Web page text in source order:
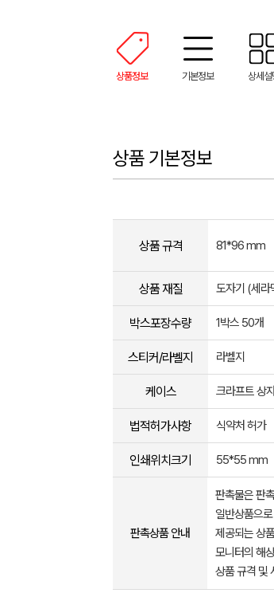
상품정보 기본정보 상세설
상품 기본정보
상품 규격 81*96 mm
상품 재질 도자기 (세라
박스포장수량 1박스 50개
스티커/라벨지 라벨지
케이스 크라프트 상
법적허가사항 식약처 허가
인쇄위치크기 55*55 mm
판촉상품 안내
판촉물은 판
일반상품으
제공되는 상
모니터의 해
상품 규격 및